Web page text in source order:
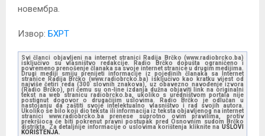
новембра.
Извор: БХРТ
Svi članci objavljeni na internet stranici Radija Brčko (www.radiobrcko.ba)
isključivo su vlasništvo redakcije. Radio Brčko dopušta ograničeno i
povremeno prenošenje članaka sa svoje internet stranice u drugim medijima.
Drugi mediji smiju prenijeti informacije iz pojedinih članaka sa Internet
stranice Radija Brčko (www.radiobrcko.ba) isključivo kao kratku vijest od
najviše četiri reda (300 slovnih znakova), uz obavezno navođenje izvora
(Radio Brčko), pri čemu su on-line izdanja dužna objaviti link na originalni
tekst na web stranicu radiobrcko.ba, ukoliko s uredništvom portala nije
postignut dogovor o drugačijim uslovima. Radio Brčko je odlučan u
nastojanju da zaštiti svoje intelektualno vlasništvo i rad svojih autora.
Ukoliko se bilo koji dio teksta ili informacija iz teksta objavljenog na internet
stranici www.radiobrcko.ba prenese suprotno ovim pravilima, protiv
prekršioca će biti pokrenut pravni postupak pred Osnovnim sudom Brčko
distrikta. Za detaljnije informacije o uslovima korištenja kliknite na USLOVI
KORIŠTENJA.